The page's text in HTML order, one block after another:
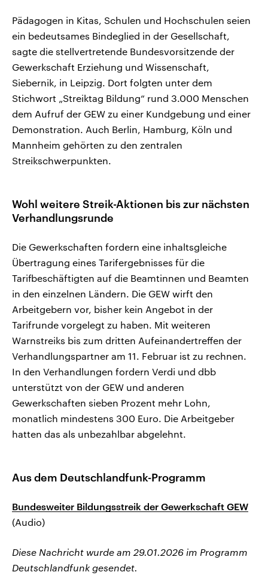
Pädagogen in Kitas, Schulen und Hochschulen seien
ein bedeutsames Bindeglied in der Gesellschaft,
sagte die stellvertretende Bundesvorsitzende der
Gewerkschaft Erziehung und Wissenschaft,
Siebernik, in Leipzig. Dort folgten unter dem
Stichwort „Streiktag Bildung“ rund 3.000 Menschen
dem Aufruf der GEW zu einer Kundgebung und einer
Demonstration. Auch Berlin, Hamburg, Köln und
Mannheim gehörten zu den zentralen
Streikschwerpunkten.
Wohl weitere Streik-Aktionen bis zur nächsten
Verhandlungsrunde
Die Gewerkschaften fordern eine inhaltsgleiche
Übertragung eines Tarifergebnisses für die
Tarifbeschäftigten auf die Beamtinnen und Beamten
in den einzelnen Ländern. Die GEW wirft den
Arbeitgebern vor, bisher kein Angebot in der
Tarifrunde vorgelegt zu haben. Mit weiteren
Warnstreiks bis zum dritten Aufeinandertreffen der
Verhandlungspartner am 11. Februar ist zu rechnen.
In den Verhandlungen fordern Verdi und dbb
unterstützt von der GEW und anderen
Gewerkschaften sieben Prozent mehr Lohn,
monatlich mindestens 300 Euro. Die Arbeitgeber
hatten das als unbezahlbar abgelehnt.
Aus dem Deutschlandfunk-Programm
Bundesweiter Bildungsstreik der Gewerkschaft GEW
(Audio)
Diese Nachricht wurde am 29.01.2026 im Programm
Deutschlandfunk gesendet.